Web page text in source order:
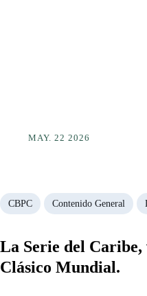
MAY. 22 2026
CBPC Contenido General
La Serie del
Clásico Mundial.